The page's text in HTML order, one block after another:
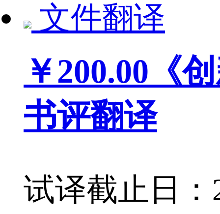
文件翻译
￥200.00 《
书评翻译
试译截止日：